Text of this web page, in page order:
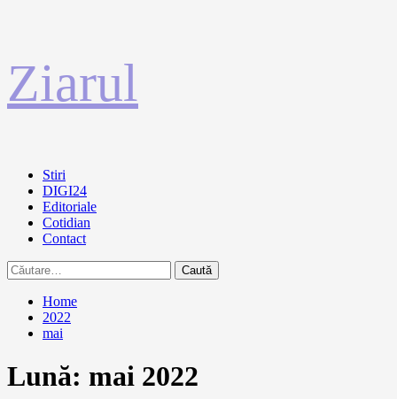
la
conținut
Ziarul
Primary
Menu
Stiri
DIGI24
Editoriale
Cotidian
Contact
Caută
după:
Home
2022
mai
Lună: mai 2022